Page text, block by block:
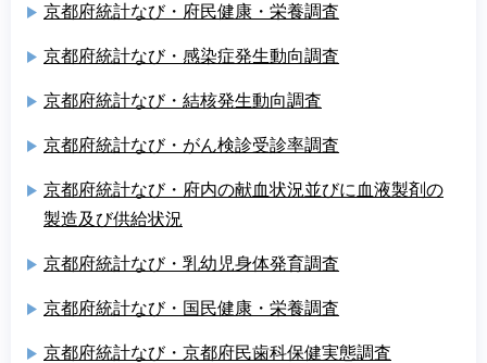
京都府統計なび・府民健康・栄養調査
京都府統計なび・感染症発生動向調査
京都府統計なび・結核発生動向調査
京都府統計なび・がん検診受診率調査
京都府統計なび・府内の献血状況並びに血液製剤の
製造及び供給状況
京都府統計なび・乳幼児身体発育調査
京都府統計なび・国民健康・栄養調査
京都府統計なび・京都府民歯科保健実態調査